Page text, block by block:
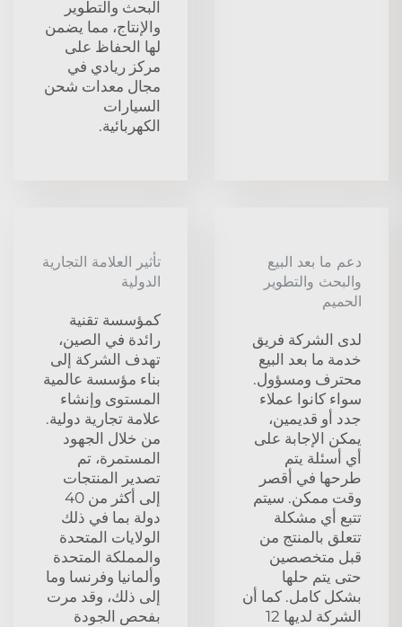
البحث والتطوير
والإنتاج، مما يضمن
لها الحفاظ على
مركز ريادي في
مجال معدات شحن
السيارات
الكهربائية.
دعم ما بعد البيع
والبحث والتطوير
الحميم
لدى الشركة فريق
خدمة ما بعد البيع
محترف ومسؤول.
سواء كانوا عملاء
جدد أو قديمين،
يمكن الإجابة على
أي أسئلة يتم
طرحها في أقصر
وقت ممكن. سيتم
تتبع أي مشكلة
تتعلق بالمنتج من
قبل متخصصين
حتى يتم حلها
بشكل كامل. كما أن
الشركة لديها 12
تأثير العلامة التجارية
الدولية
كمؤسسة تقنية
رائدة في الصين،
تهدف الشركة إلى
بناء مؤسسة عالمية
المستوى وإنشاء
علامة تجارية دولية.
من خلال الجهود
المستمرة، تم
تصدير المنتجات
إلى أكثر من 40
دولة بما في ذلك
الولايات المتحدة
والمملكة المتحدة
وألمانيا وفرنسا وما
إلى ذلك، وقد مرت
بفحص الجودة